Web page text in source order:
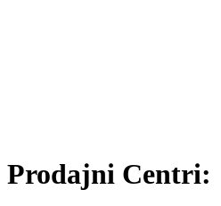
Prodajni Centri: